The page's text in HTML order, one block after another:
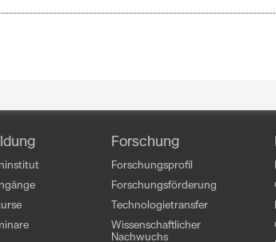
Forschung
Forschungsprofil
Forschungsförderung
Technologietransfer
Wissenschaftlicher
Nachwuchs